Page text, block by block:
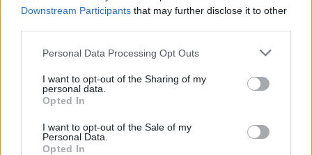
Downstream Participants that may further disclose it to other
Personal Data Processing Opt Outs
I want to opt-out of the Sharing of my
personal data.
Opted In
I want to opt-out of the Sale of my
Personal Data.
Opted In